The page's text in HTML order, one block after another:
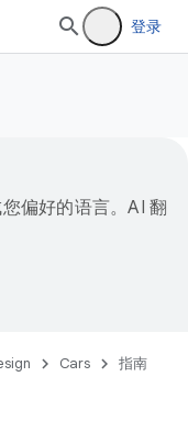
登录
偏好的语言。AI 翻
Cars 指南